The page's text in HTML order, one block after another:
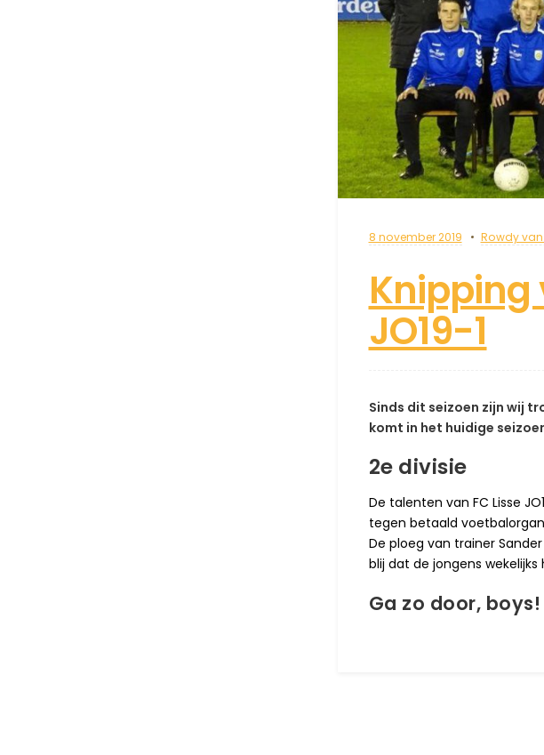
8 november 2019 Rowdy van
Knipping
JO19-1
Sinds dit seizoen zijn wij
komt in het huidige
2e divisie
De talenten van FC Lisse
tegen betaald
De ploeg van trainer
blij dat de jongens
Ga zo door, boys!